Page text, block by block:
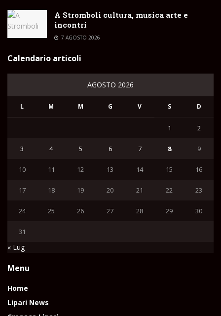
A Stromboli cultura, musica arte e
incontri
7 AGOSTO 2026
Calendario articoli
AGOSTO 2026
L M M G V S D
1 2
3 4 5 6 7 8 9
10 11 12 13 14 15 16
17 18 19 20 21 22 23
24 25 26 27 28 29 30
31
« Lug
Menu
Home
Lipari News